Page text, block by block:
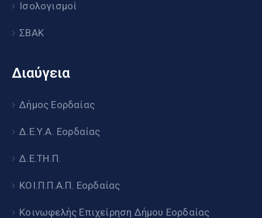
Ισολογισμοί
ΣΒΑΚ
Διαύγεια
Δήμος Εορδαίας
Δ.Ε.Υ.Α. Εορδαίας
Δ.Ε.ΤΗ.Π.
ΚΟΙ.Π.Π.Α.Π. Εορδαίας
Κοινωφελής Επιχείρηση Δήμου Εορδαίας